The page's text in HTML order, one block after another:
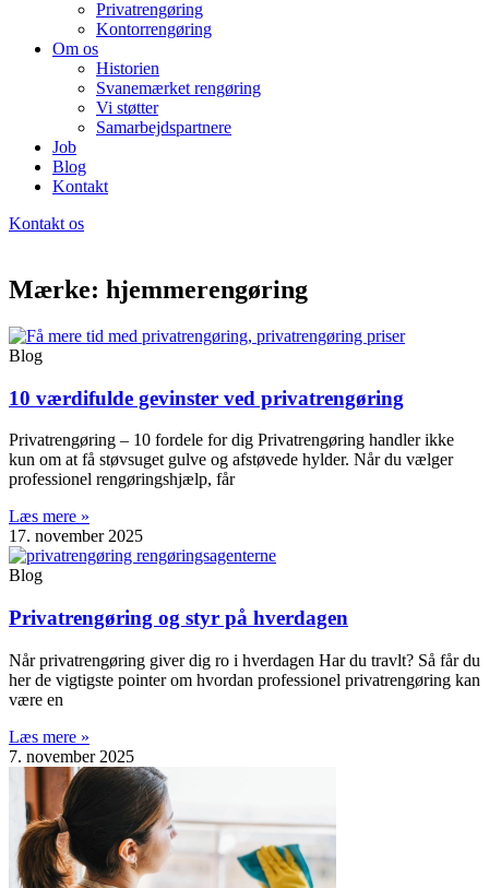
Privatrengøring
Kontorrengøring
Om os
Historien
Svanemærket rengøring
Vi støtter
Samarbejdspartnere
Job
Blog
Kontakt
Kontakt os
Mærke: hjemmerengøring
Blog
10 værdifulde gevinster ved privatrengøring
Privatrengøring – 10 fordele for dig Privatrengøring handler ikke
kun om at få støvsuget gulve og afstøvede hylder. Når du vælger
professionel rengøringshjælp, får
Læs mere »
17. november 2025
Blog
Privatrengøring og styr på hverdagen
Når privatrengøring giver dig ro i hverdagen Har du travlt? Så får du
her de vigtigste pointer om hvordan professionel privatrengøring kan
være en
Læs mere »
7. november 2025